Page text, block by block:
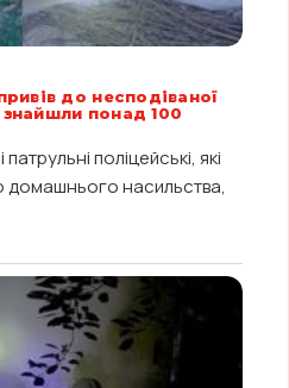
до несподіваної
знайшли понад 100
поліцейські, які
домашнього насильства,